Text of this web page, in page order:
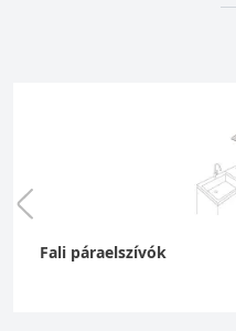
Fali páraelszívók